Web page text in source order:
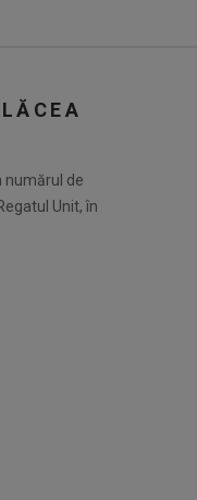
numărul de
Unit, în